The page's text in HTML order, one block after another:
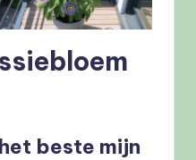
beste mijn